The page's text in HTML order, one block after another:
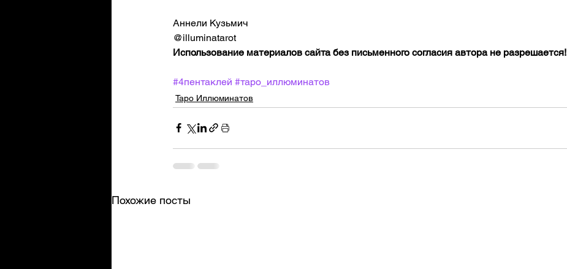
Аннели Кузьмич
@illuminatarot
Использование материалов сайта без письменного согласия автора не разрешается!
#4пентаклей #таро_иллюминатов
Таро Иллюминатов
Похожие посты